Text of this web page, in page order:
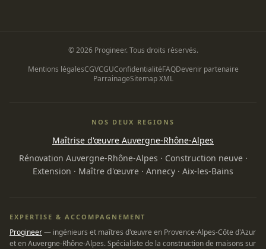
© 2026 Progineer. Tous droits réservés.
Mentions légalesCGVCGUConfidentialitéFAQDevenir partenaire
ParrainageSitemap XML
NOS DEUX REGIONS
Maîtrise d'œuvre Auvergne-Rhône-Alpes
Rénovation Auvergne-Rhône-Alpes · Construction neuve·
Extension · Maître d'œuvre · Annecy · Aix-les-Bains
EXPERTISE & ACCOMPAGNEMENT
Progineer— ingénieurs et maîtres d'œuvre en Provence-Alpes-Côte d'Azur
et en Auvergne-Rhône-Alpes. Spécialiste de la construction de maisons sur